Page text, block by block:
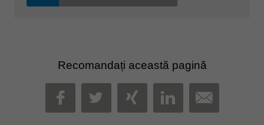
Recomandați această pagină
FACEBOOK
TWITTER
XINGLINKEDIN
MAIL